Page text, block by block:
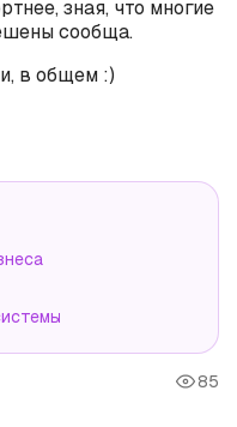
зная, что многие
сообща.
в общем :)
85